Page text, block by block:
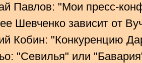
Павлов: "Мои пресс-
Шевченко зависит от
Кобин: "Конкуренцию
"Севилья" или